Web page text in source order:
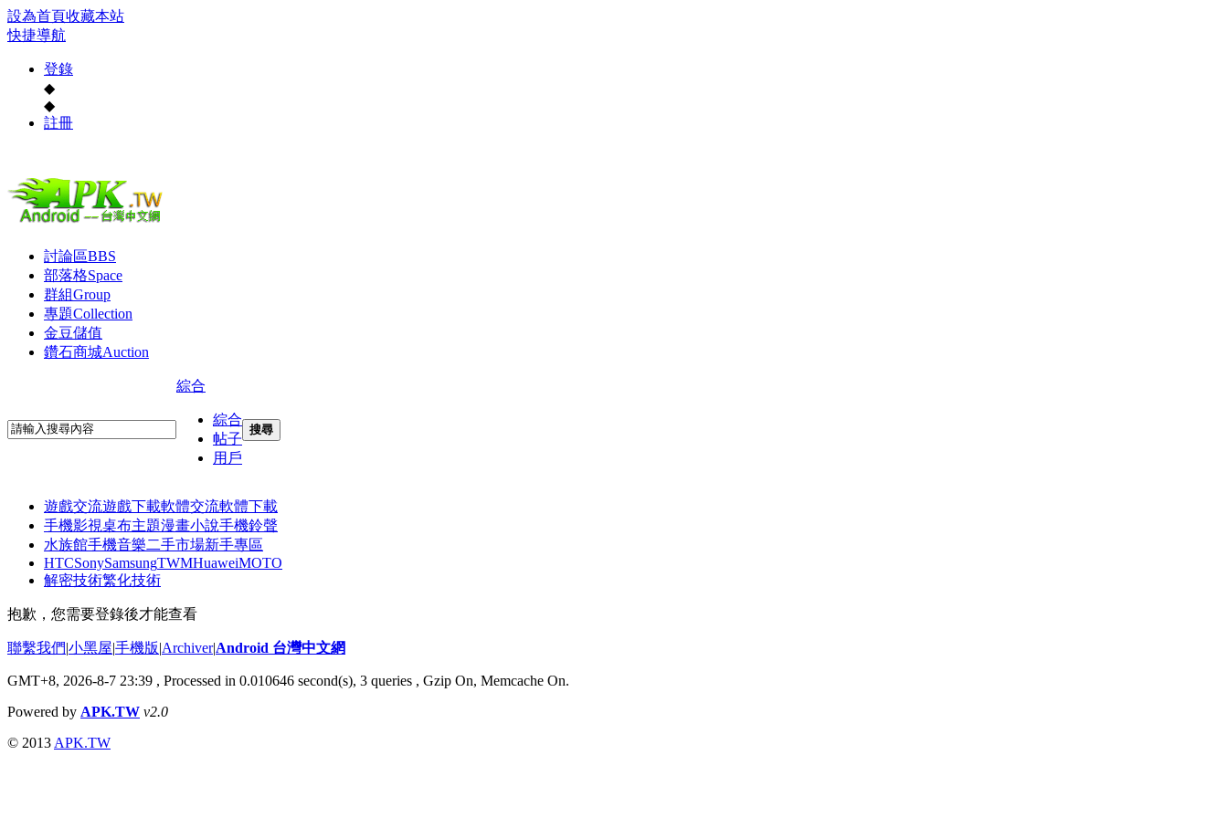
設為首頁收藏本站
快捷導航
登錄
◆
◆
註冊
討論區BBS
部落格Space
群組Group
專題Collection
金豆儲值
鑽石商城Auction
綜合
綜合
帖子
用戶
搜尋
遊戲交流遊戲下載軟體交流軟體下載
手機影視桌布主題漫畫小說手機鈴聲
水族館手機音樂二手市場新手專區
HTCSonySamsungTWMHuaweiMOTO
解密技術繁化技術
抱歉，您需要登錄後才能查看
聯繫我們|小黑屋|手機版|Archiver|Android 台灣中文網
GMT+8, 2026-8-7 23:39 , Processed in 0.010646 second(s), 3 queries , Gzip On, Memcache On.
Powered by APK.TW v2.0
© 2013 APK.TW